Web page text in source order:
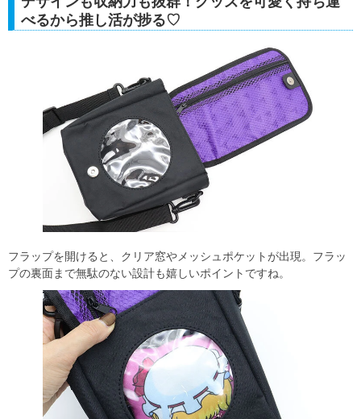
べるから推し活が捗る♡
フラップを開けると、クリア窓やメッシュポケットが出現。フラッ
プの裏面まで無駄のない設計も嬉しいポイントですね。